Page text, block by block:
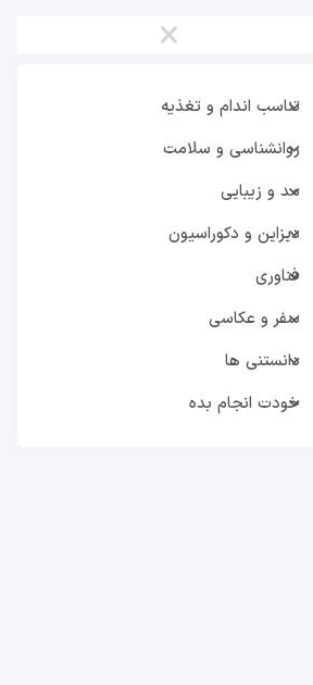
×
تناسب اندام و تغذیه
روانشناسی و سلامت
مد و زیبایی
دیزاین و دکوراسیون
فناوری
سفر و عکاسی
دانستنی ها
خودت انجام بده
ایرانی است/ این بحث و جدال سالها پیش
ایرانی است/ این بحث و جدال